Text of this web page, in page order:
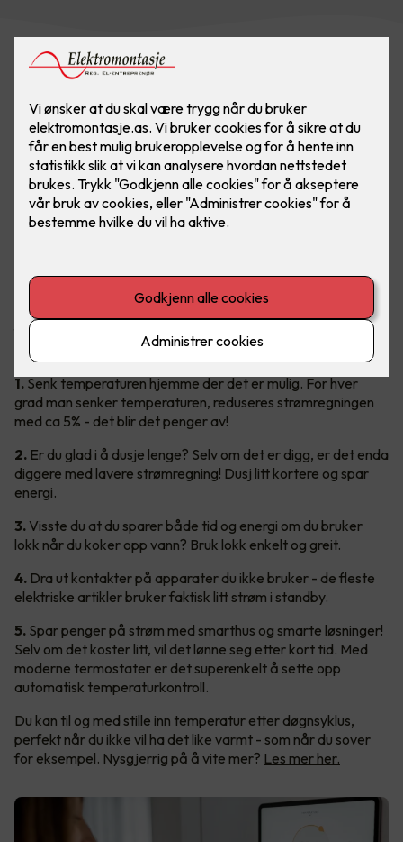
Ingen liker høye strømregninger!
Gode slumper av regningen kan faktisk kuttes ned på, og det
uten å senke livskvaliteten. Vil du vite hvordan du enkelt kan
få en lavere strømregning? Les våre 20 geniale tips under.
1.Senk temperaturen hjemme der det er mulig. For hver
grad man senker temperaturen, reduseres strømregningen
med ca 5% - det blir det penger av!
2. Er du glad i å dusje lenge? Selv om det er digg, er det enda
diggere med lavere strømregning! Dusj litt kortere og spar
energi.
3. Visste du at du sparer både tid og energi om du bruker
lokk når du koker opp vann? Bruk lokk enkelt og greit.
4. Dra ut kontakter på apparater du ikke bruker - de fleste
elektriske artikler bruker faktisk litt strøm i standby.
5. Spar penger på strøm med smarthus og smarte løsninger!
Selv om det koster litt, vil det lønne seg etter kort tid. Med
moderne termostater er det superenkelt å sette opp
automatisk temperaturkontroll.
Du kan til og med stille inn temperatur etter døgnsyklus,
perfekt når du ikke vil ha det like varmt - som når du sover
for eksempel. Nysgjerrig på å vite mer? Les mer her.